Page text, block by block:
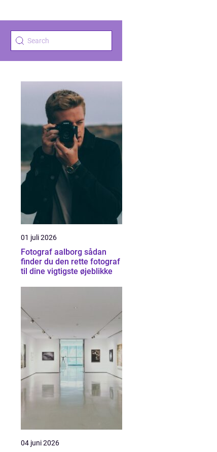
01 juli 2026
Fotograf aalborg sådan
finder du den rette fotograf
til dine vigtigste øjeblikke
04 juni 2026